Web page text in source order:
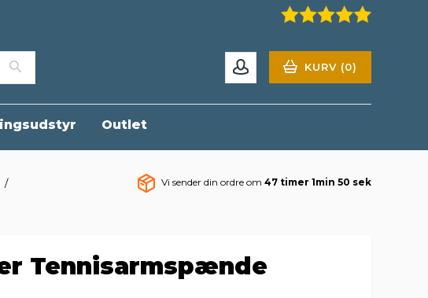
KURV (0)
Outlet
/
Vi sender din ordre om 47 timer 1min 50 sek
Tennisarmspænde